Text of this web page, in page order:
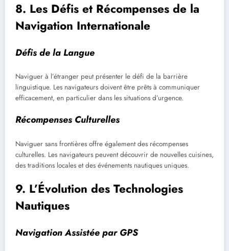
8. Les Défis et Récompenses de la
Navigation Internationale
Défis de la Langue
Naviguer à l’étranger peut présenter le défi de la barrière
linguistique. Les navigateurs doivent être prêts à communiquer
efficacement, en particulier dans les situations d’urgence.
Récompenses Culturelles
Naviguer sans frontières offre également des récompenses
culturelles. Les navigateurs peuvent découvrir de nouvelles cuisines,
des traditions locales et des événements nautiques uniques.
9. L’Évolution des Technologies
Nautiques
Navigation Assistée par GPS